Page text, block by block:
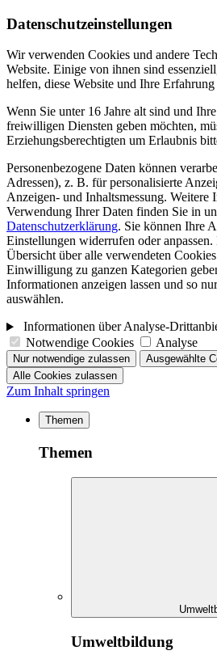
Datenschutzeinstellungen
Wir verwenden Cookies und andere
Website. Einige von ihnen sind
helfen, diese Website und Ihre Erfahrung
Wenn Sie unter 16 Jahre alt sind und
freiwilligen Diensten geben möchten,
Erziehungsberechtigten um Erlaubnis
Personenbezogene Daten können
Adressen), z. B. für personalisierte
Anzeigen- und Inhaltsmessung. Weitere
Verwendung Ihrer Daten finden Sie in
Datenschutzerklärung. Sie können Ihre
Einstellungen widerrufen oder
Übersicht über alle verwendeten
Einwilligung zu ganzen Kategorien
Informationen anzeigen lassen und so
auswählen.
Informationen über Analyse-
Notwendige Cookies
Analyse
Nur notwendige zulassen
Ausgewählte
Alle Cookies zulassen
Zum Inhalt springen
Themen
Themen
Umweltbildung